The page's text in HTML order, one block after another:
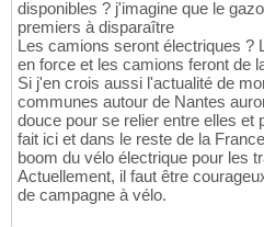
disponibles ? j'imagine que le
premiers à disparaître
Les camions seront électriques ?
en force et les camions feront de
Si j'en crois aussi l'actualité de
communes autour de Nantes
douce pour se relier entre elles et
fait ici et dans le reste de la
boom du vélo électrique pour les
Actuellement, il faut être
de campagne à vélo.